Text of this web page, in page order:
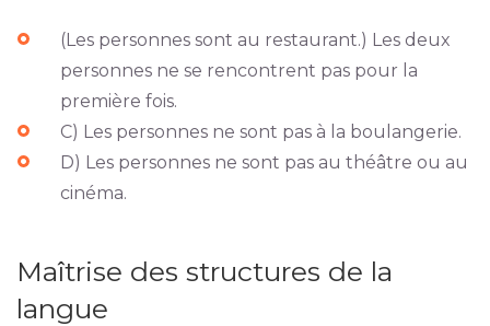
(Les personnes sont au restaurant.) Les deux
personnes ne se rencontrent pas pour la
première fois.
C) Les personnes ne sont pas à la boulangerie.
D) Les personnes ne sont pas au théâtre ou au
cinéma.
Maîtrise des structures de la
langue